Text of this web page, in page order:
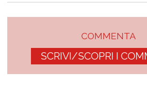
COMMENTA
SCRIVI/SCOPRI I